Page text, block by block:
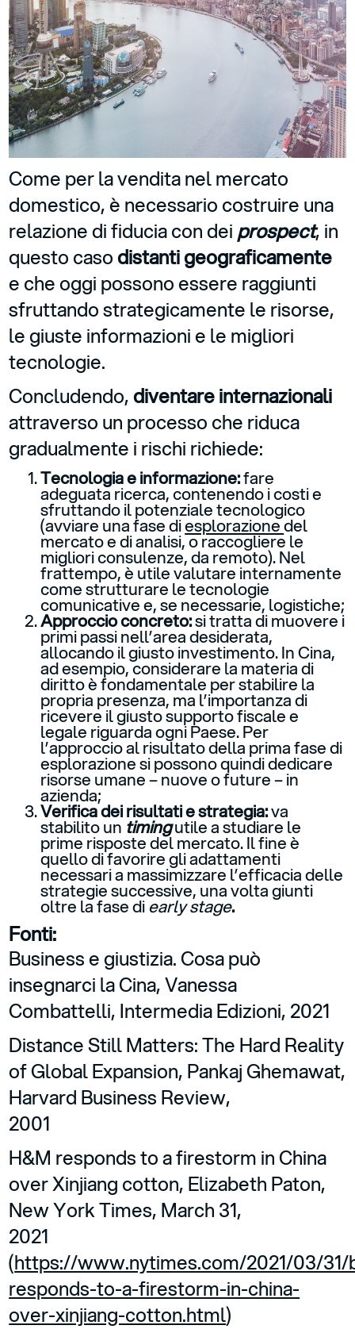
Come per la vendita nel mercato
domestico, è necessario costruire una
relazione di fiducia con dei prospect, in
questo casodistanti geograficamente
e che oggi possono essere raggiunti
sfruttando strategicamente le risorse,
le giuste informazioni e le migliori
tecnologie.
Concludendo,diventare internazionali
attraverso un processo che riduca
gradualmente i rischi richiede:
Tecnologia e informazione:fare
adeguata ricerca, contenendo i costi e
sfruttando il potenziale tecnologico
(avviare una fase diesplorazionedel
mercato e di analisi, o raccogliere le
migliori consulenze, da remoto). Nel
frattempo, è utile valutare internamente
come strutturare le tecnologie
comunicative e, se necessarie, logistiche;
Approccio concreto:si tratta di muovere i
primi passi nell’area desiderata,
allocando il giusto investimento. In Cina,
ad esempio, considerare la materia di
diritto è fondamentale per stabilire la
propria presenza, ma l’importanza di
ricevere il giusto supporto fiscale e
legale riguarda ogni Paese. Per
l’approccio al risultato della prima fase di
esplorazione si possono quindi dedicare
risorse umane – nuove o future – in
azienda;
Verifica dei risultati e strategia:va
stabilito un timingutile a studiare le
prime risposte del mercato. Il fine è
quello di favorire gli adattamenti
necessari a massimizzare l’efficacia delle
strategie successive, una volta giunti
oltre la fase di early stage.
Fonti:
Business e giustizia. Cosa può
insegnarci la Cina, Vanessa
Combattelli, Intermedia Edizioni, 2021
Distance Still Matters: The Hard Reality
of Global Expansion, Pankaj Ghemawat,
Harvard Business Review,
2001
H&M responds to a firestorm in China
over Xinjiang cotton, Elizabeth Paton,
New York Times, March 31,
2021
(https://www.nytimes.com/2021/03/31/
responds-to-a-firestorm-in-china-
over-xinjiang-cotton.html)